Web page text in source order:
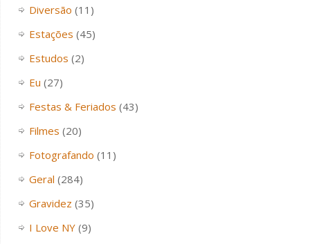
Diversão (11)
Estações (45)
Estudos (2)
Eu (27)
Festas & Feriados (43)
Filmes (20)
Fotografando (11)
Geral (284)
Gravidez (35)
I Love NY(9)